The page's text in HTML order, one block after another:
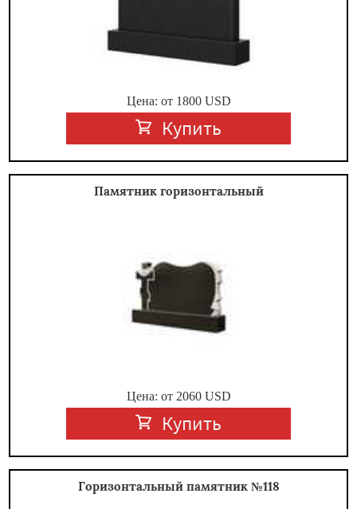
Цена: от 1800USD
Купить
Памятник горизонтальный
Цена: от 2060USD
Купить
Горизонтальный памятник №118